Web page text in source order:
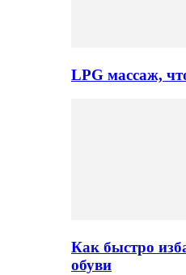
LPG массаж,
Как быстро
обуви